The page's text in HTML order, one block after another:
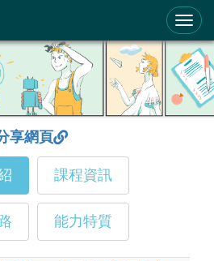
輔助系統
享網頁
課程資訊
能力特質